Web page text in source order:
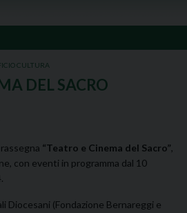
CULTURA
DEL SACRO
“Teatro e Cinema del Sacro”
con eventi in programma dal 10
(Fondazione Bernareggi e